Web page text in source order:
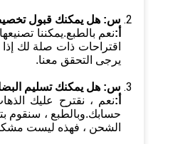
س: هل يمكنك قبول
أ:نعم بالطبع.يمكننا
يرجى التحقق معنا.
س: هل يمكنك تسليم
أ:
حسابك.وبالطبع ، سنقوم
الشحن ، فهذه ليست